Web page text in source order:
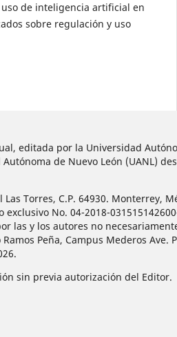
de inteligencia artificial en
sobre regulación y uso
editada por la Universidad
de Nuevo León (UANL)
Torres, C.P. 64930. Monterrey,
No. 04-2018-
las y los autores no
Peña, Campus Mederos Ave.
sin previa autorización del Editor.